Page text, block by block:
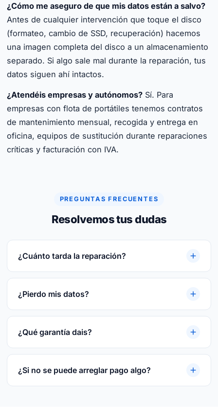
¿Cómo me aseguro de que mis datos están a salvo?
Antes de cualquier intervención que toque el disco
(formateo, cambio de SSD, recuperación) hacemos
una imagen completa del disco a un almacenamiento
separado. Si algo sale mal durante la reparación, tus
datos siguen ahí intactos.
¿Atendéis empresas y autónomos? Sí. Para
empresas con flota de portátiles tenemos contratos
de mantenimiento mensual, recogida y entrega en
oficina, equipos de sustitución durante reparaciones
críticas y facturación con IVA.
PREGUNTAS FRECUENTES
Resolvemos tus dudas
¿Cuánto tarda la reparación?
Reparaciones rápidas. Te damos plazo cerrado
tras el diagnóstico gratuito. Te damos plazo
¿Pierdo mis datos?
En la mayoría de las reparaciones, no. Si hay
riesgo te avisamos antes y hacemos backup
¿Qué garantía dais?
3 meses por escrito sobre la pieza reparada o
sustituida y sobre la mano de obra.
¿Si no se puede arreglar pago algo?